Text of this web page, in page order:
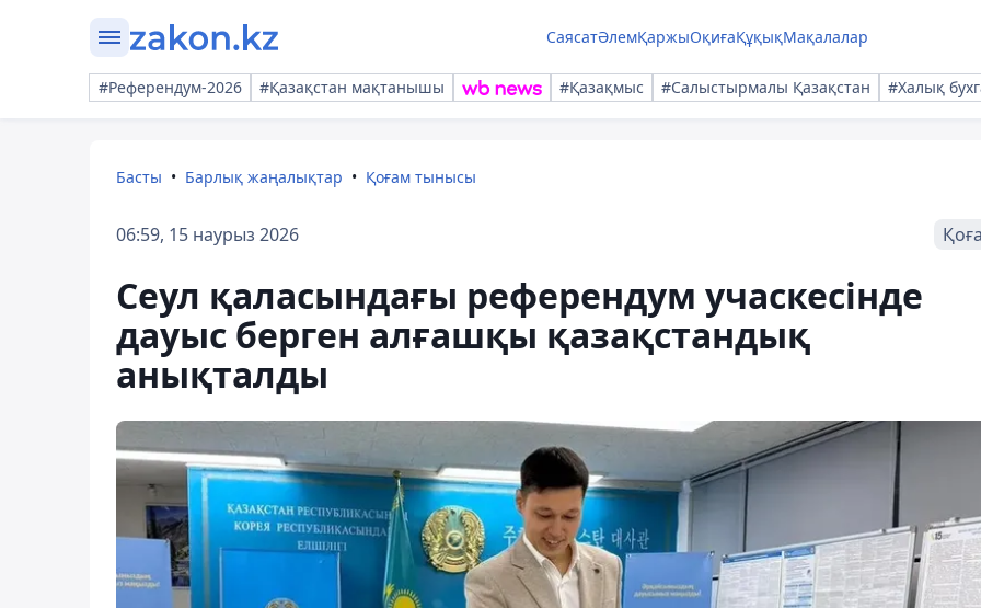
СаясатӘлемҚаржыОқиғаҚұқықМақалалар
#Референдум-2026 #Қазақстан мақтанышы #Қазақмыс #Салыстырмалы Қазақстан #Халық
Басты Барлық жаңалықтар Қоғам тынысы
06:59, 15 наурыз 2026
Сеул қаласындағы референдум учаскесінде
дауыс берген алғашқы қазақстандық
анықталды